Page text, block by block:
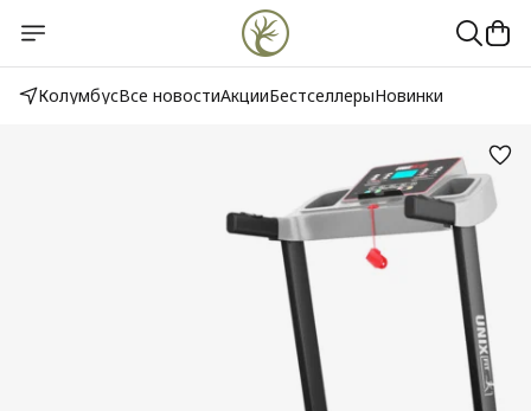
КолумбусВсе новостиАкцииБестселлерыНовинки